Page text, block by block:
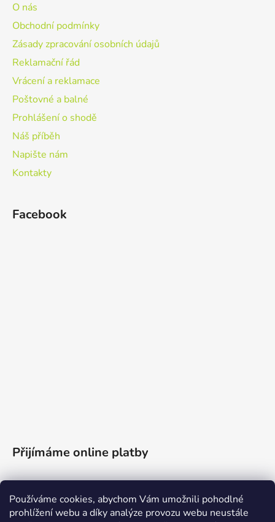
Používáme cookies, abychom Vám umožnili pohodlné
prohlížení webu a díky analýze provozu webu neustále
O nás
Obchodní podmínky
Zásady zpracování osobních údajů
Reklamační řád
Vrácení a reklamace
Poštovné a balné
Prohlášení o shodě
Náš příběh
Napište nám
Kontakty
Facebook
Přijímáme online platby